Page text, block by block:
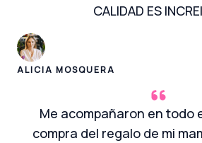
CALIDAD ES
ALICIA MOSQUERA
Me acompañaron en todo
compra del regalo de mi